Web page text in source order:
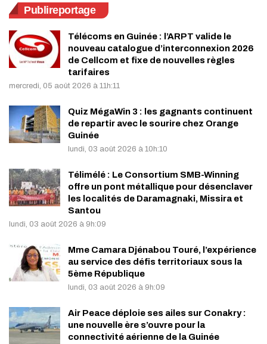
Publireportage
Télécoms en Guinée : l’ARPT valide le
nouveau catalogue d’interconnexion 2026
de Cellcom et fixe de nouvelles règles
tarifaires
mercredi, 05 août 2026 à 11h:11
Quiz MégaWin 3 : les gagnants continuent
de repartir avec le sourire chez Orange
Guinée
lundi, 03 août 2026 à 10h:10
Télimélé : Le Consortium SMB-Winning
offre un pont métallique pour désenclaver
les localités de Daramagnaki, Missira et
Santou
lundi, 03 août 2026 à 9h:09
Mme Camara Djénabou Touré, l’expérience
au service des défis territoriaux sous la
5ème République
lundi, 03 août 2026 à 9h:09
Air Peace déploie ses ailes sur Conakry :
une nouvelle ère s’ouvre pour la
connectivité aérienne de la Guinée